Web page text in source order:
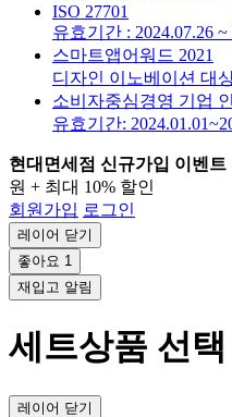
ISO 27701
유효기간 : 2024.07.26 ~
스마트앱어워드 2021
디자인 이노베이션 대
소비자중심경영 기업
유효기간:
현대면세점 신규가입 이벤트
원 + 최대 10% 할인
회원가입 로그인
레이어 닫기
좋아요 1
재입고 알림
세트상품 선택
레이어 닫기